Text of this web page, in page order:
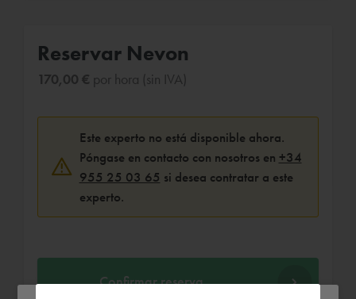
Reservar Nevon
170,00 € por hora (sin IVA)
Este experto no está disponible ahora.
Póngase en contacto con nosotros en +34
955 25 03 65 si desea contratar a este
experto.
Confirmar reserva